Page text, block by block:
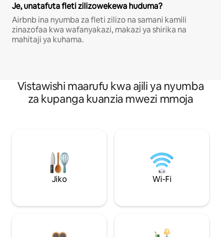
Je, unatafuta fleti zilizowekewa huduma?
Airbnb ina nyumba za fleti zilizo na samani kamili
zinazofaa kwa wafanyakazi, makazi ya shirika na
mahitaji ya kuhama.
Vistawishi maarufu kwa ajili ya nyumba
za kupanga kuanzia mwezi mmoja
Jiko Wi-Fi